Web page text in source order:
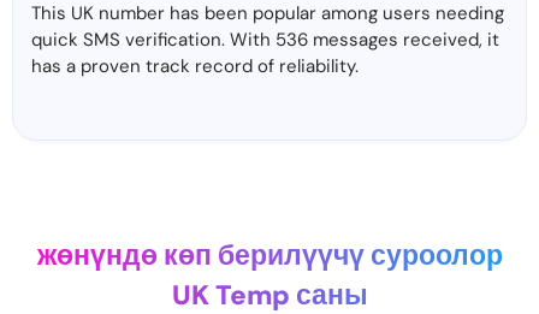
This UK number has been popular among users needing
quick SMS verification. With 536 messages received, it
has a proven track record of reliability.
жөнүндө көп берилүүчү суроолор
UK Temp саны